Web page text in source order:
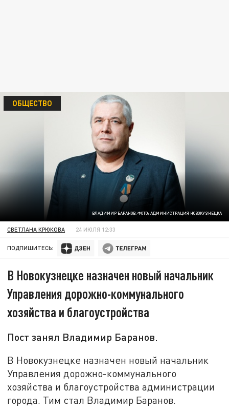
ВЛАДИМИР БАРАНОВ. ФОТО: АДМИНИСТРАЦИЯ НОВОКУЗНЕЦКА
ОБЩЕСТВО
СВЕТЛАНА КРЮКОВА 24 ИЮЛЯ 12:33
ПОДПИШИТЕСЬ:
В Новокузнецке назначен новый начальник
Управления дорожно-коммунального
хозяйства и благоустройства
Пост занял Владимир Баранов.
В Новокузнецке назначен новый начальник
Управления дорожно-коммунального
хозяйства и благоустройства администрации
города. Тим стал Владимир Баранов.